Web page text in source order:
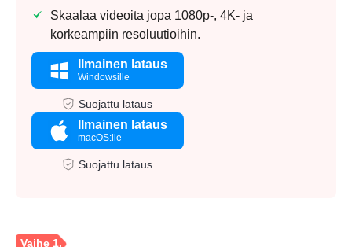
Skaalaa videoita jopa 1080p-, 4K- ja
korkeampiin resoluutioihin.
Ilmainen lataus
Windowsille
Suojattu lataus
Ilmainen lataus
macOS:lle
Suojattu lataus